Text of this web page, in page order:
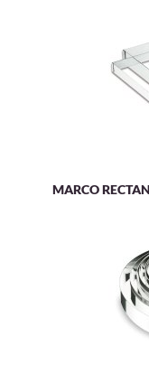
MARCO